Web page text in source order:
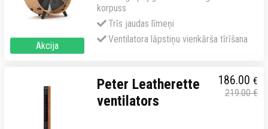
Akcija
korpuss
Trīs jaudas līmeņi
Ventilatora lāpstiņu vienkārša tīrīšana
186.00€
219.00€
Peter Leatherette
ventilators